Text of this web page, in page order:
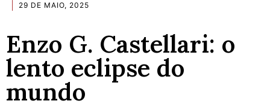
29 DE MAIO, 2025
Enzo G. Castellari: o
lento eclipse do
mundo